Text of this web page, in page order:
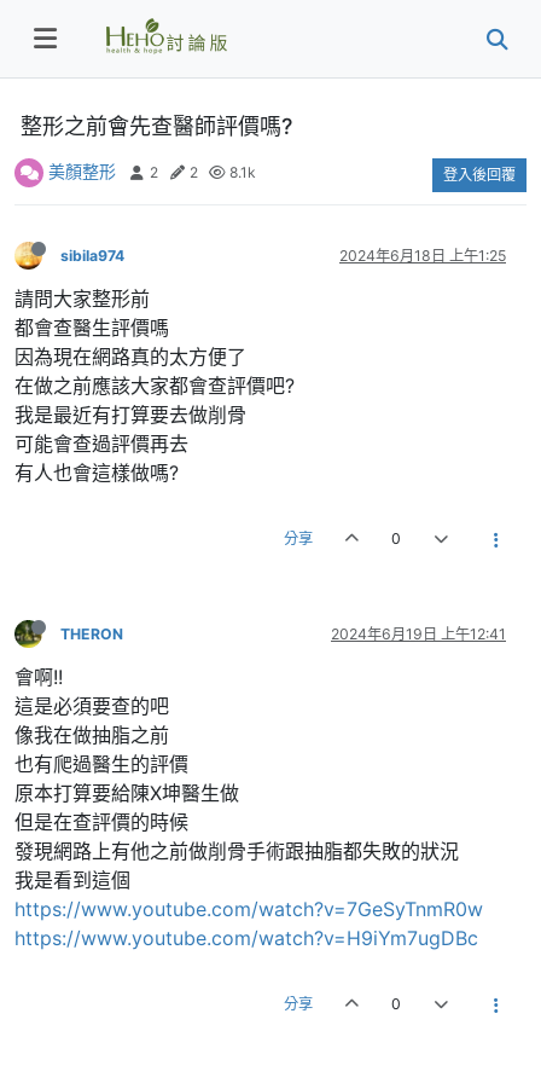
整形之前會先查醫師評價嗎?
美顏整形 2 2 8.1k 登入後回覆
sibila974 2024年6月18日 上午1:25
請問大家整形前
都會查醫生評價嗎
因為現在網路真的太方便了
在做之前應該大家都會查評價吧?
我是最近有打算要去做削骨
可能會查過評價再去
有人也會這樣做嗎?
分享 0
THERON 2024年6月19日 上午12:41
會啊!!
這是必須要查的吧
像我在做抽脂之前
也有爬過醫生的評價
原本打算要給陳X坤醫生做
但是在查評價的時候
發現網路上有他之前做削骨手術跟抽脂都失敗的狀況
我是看到這個
https://www.youtube.com/watch?v=7GeSyTnmR0w
https://www.youtube.com/watch?v=H9iYm7ugDBc
分享 0